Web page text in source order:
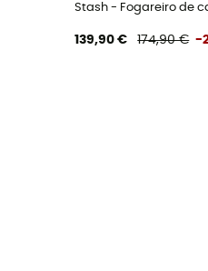
Stash - Fogareiro de
139,90 € 174,90 € -